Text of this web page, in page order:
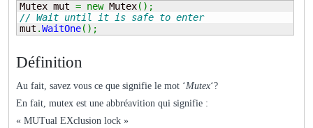
Mutex mut = new Mutex( ) ;
// Wait until it is safe to enter
mut .WaitOne( ) ;
Définition
Au fait, savez vous ce que signifie le mot ‘Mutex‘?
En fait, mutex est une abbréavition qui signifie :
« MUTual EXclusion lock »